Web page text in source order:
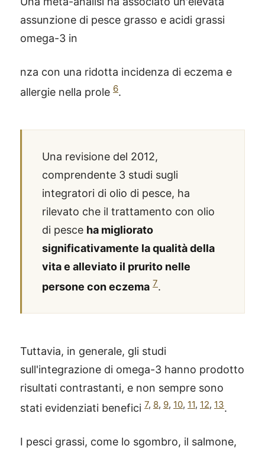
assunzione di pesce grasso e acidi grassi
omega-3 in
nza con una ridotta incidenza di eczema e
allergie nella prole 6.
Una revisione del 2012,
comprendente 3 studi sugli
integratori di olio di pesce, ha
rilevato che il trattamento con olio
di pesce ha migliorato
significativamente la qualità della
vita e alleviato il prurito nelle
persone con eczema 7.
Tuttavia, in generale, gli studi
sull'integrazione di omega-3 hanno prodotto
risultati contrastanti, e non sempre sono
stati evidenziati benefici 7, 8, 9, 10, 11, 12, 13.
I pesci grassi, come lo sgombro, il salmone,